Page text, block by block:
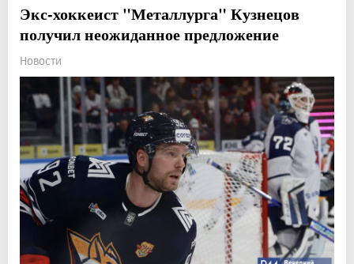
Экс-хоккеист "Металлурга" Кузнецов
получил неожиданное предложение
Новости